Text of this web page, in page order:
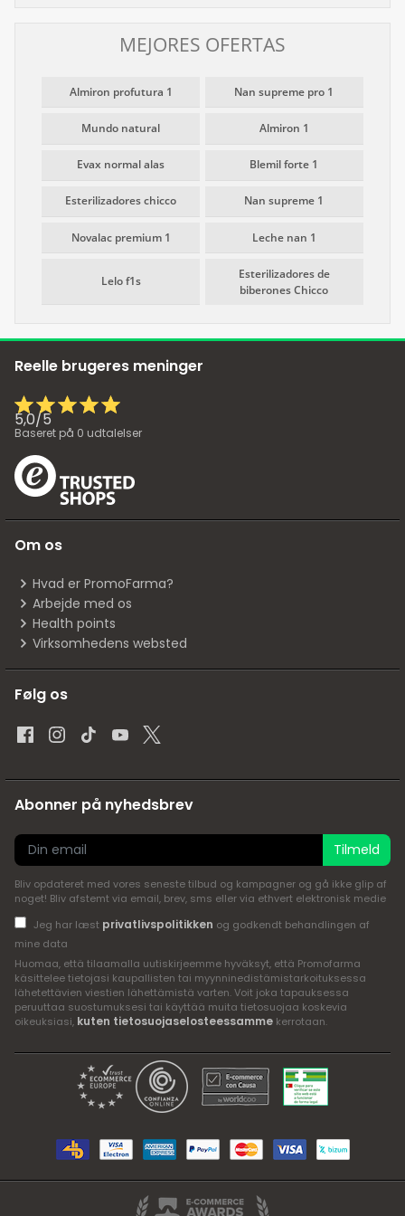
MEJORES OFERTAS
Almiron profutura 1 Nan supreme pro 1
Mundo natural Almiron 1
Evax normal alas Blemil forte 1
Esterilizadores chicco Nan supreme 1
Novalac premium 1 Leche nan 1
Lelo f1s
Esterilizadores de
biberones Chicco
Reelle brugeres meninger
5,0/5
Baseret på 0 udtalelser
Om os
Hvad er PromoFarma?
Arbejde med os
Health points
Virksomhedens websted
Følg os
Abonner på nyhedsbrev
Tilmeld
Bliv opdateret med vores seneste tilbud og kampagner og gå ikke glip af
noget! Bliv afstemt via email, brev, sms eller via ethvert elektronisk medie
Jeg har læst privatlivspolitikken og godkendt behandlingen af
mine data
Huomaa, että tilaamalla uutiskirjeemme hyväksyt, että Promofarma
käsittelee tietojasi kaupallisten tai myynninedistämistarkoituksessa
lähetettävien viestien lähettämistä varten. Voit joka tapauksessa
peruuttaa suostumuksesi tai käyttää muita tietosuojaa koskevia
oikeuksiasi, kuten tietosuojaselosteessamme kerrotaan.